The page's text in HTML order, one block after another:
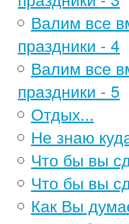
Валим все
праздники - 4
Валим все
праздники - 5
Отдых...
Не знаю
Что бы вы
Что бы вы
Как Вы